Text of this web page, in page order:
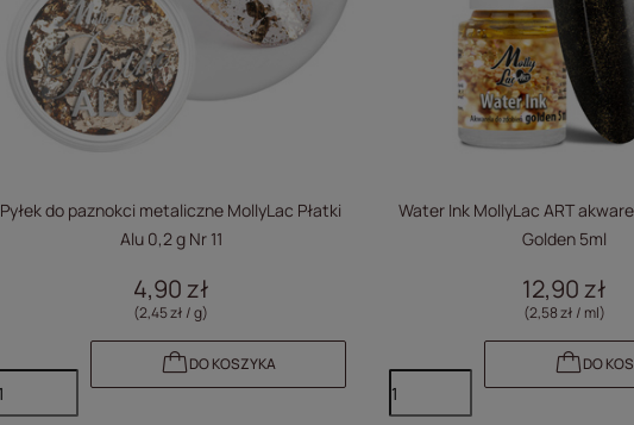
Pyłek do paznokci metaliczne MollyLac Płatki
Alu 0,2 g Nr 11
4,90 zł
(2,45 zł / g)
DO KOSZYKA
Water Ink MollyLac ART
Golden 5ml
12,90 zł
(2,58 zł / ml)
DO